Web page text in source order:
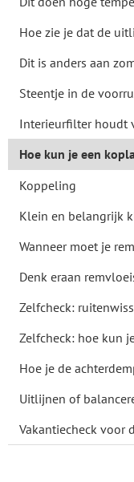
Hoe zie je dat de
Dit is anders aan
Steentje in de
Interieurfilter houdt
Hoe kun je een
Koppeling
Klein en belangrijk
Wanneer moet je
Denk eraan
Zelfcheck:
Zelfcheck: hoe kun
Hoe je de
Uitlijnen of
Vakantiecheck voor